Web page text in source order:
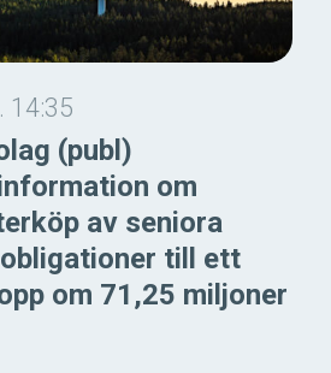
14:35
(publ)
om
av seniora
till ett
om 71,25 miljoner